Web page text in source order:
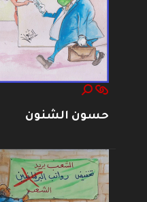
حسون الشنون